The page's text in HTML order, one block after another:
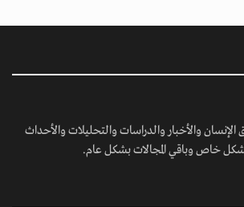
والأخبار والدراسات والتحليلات والأحداث
خاص وباقي المجالات بشكل عام.